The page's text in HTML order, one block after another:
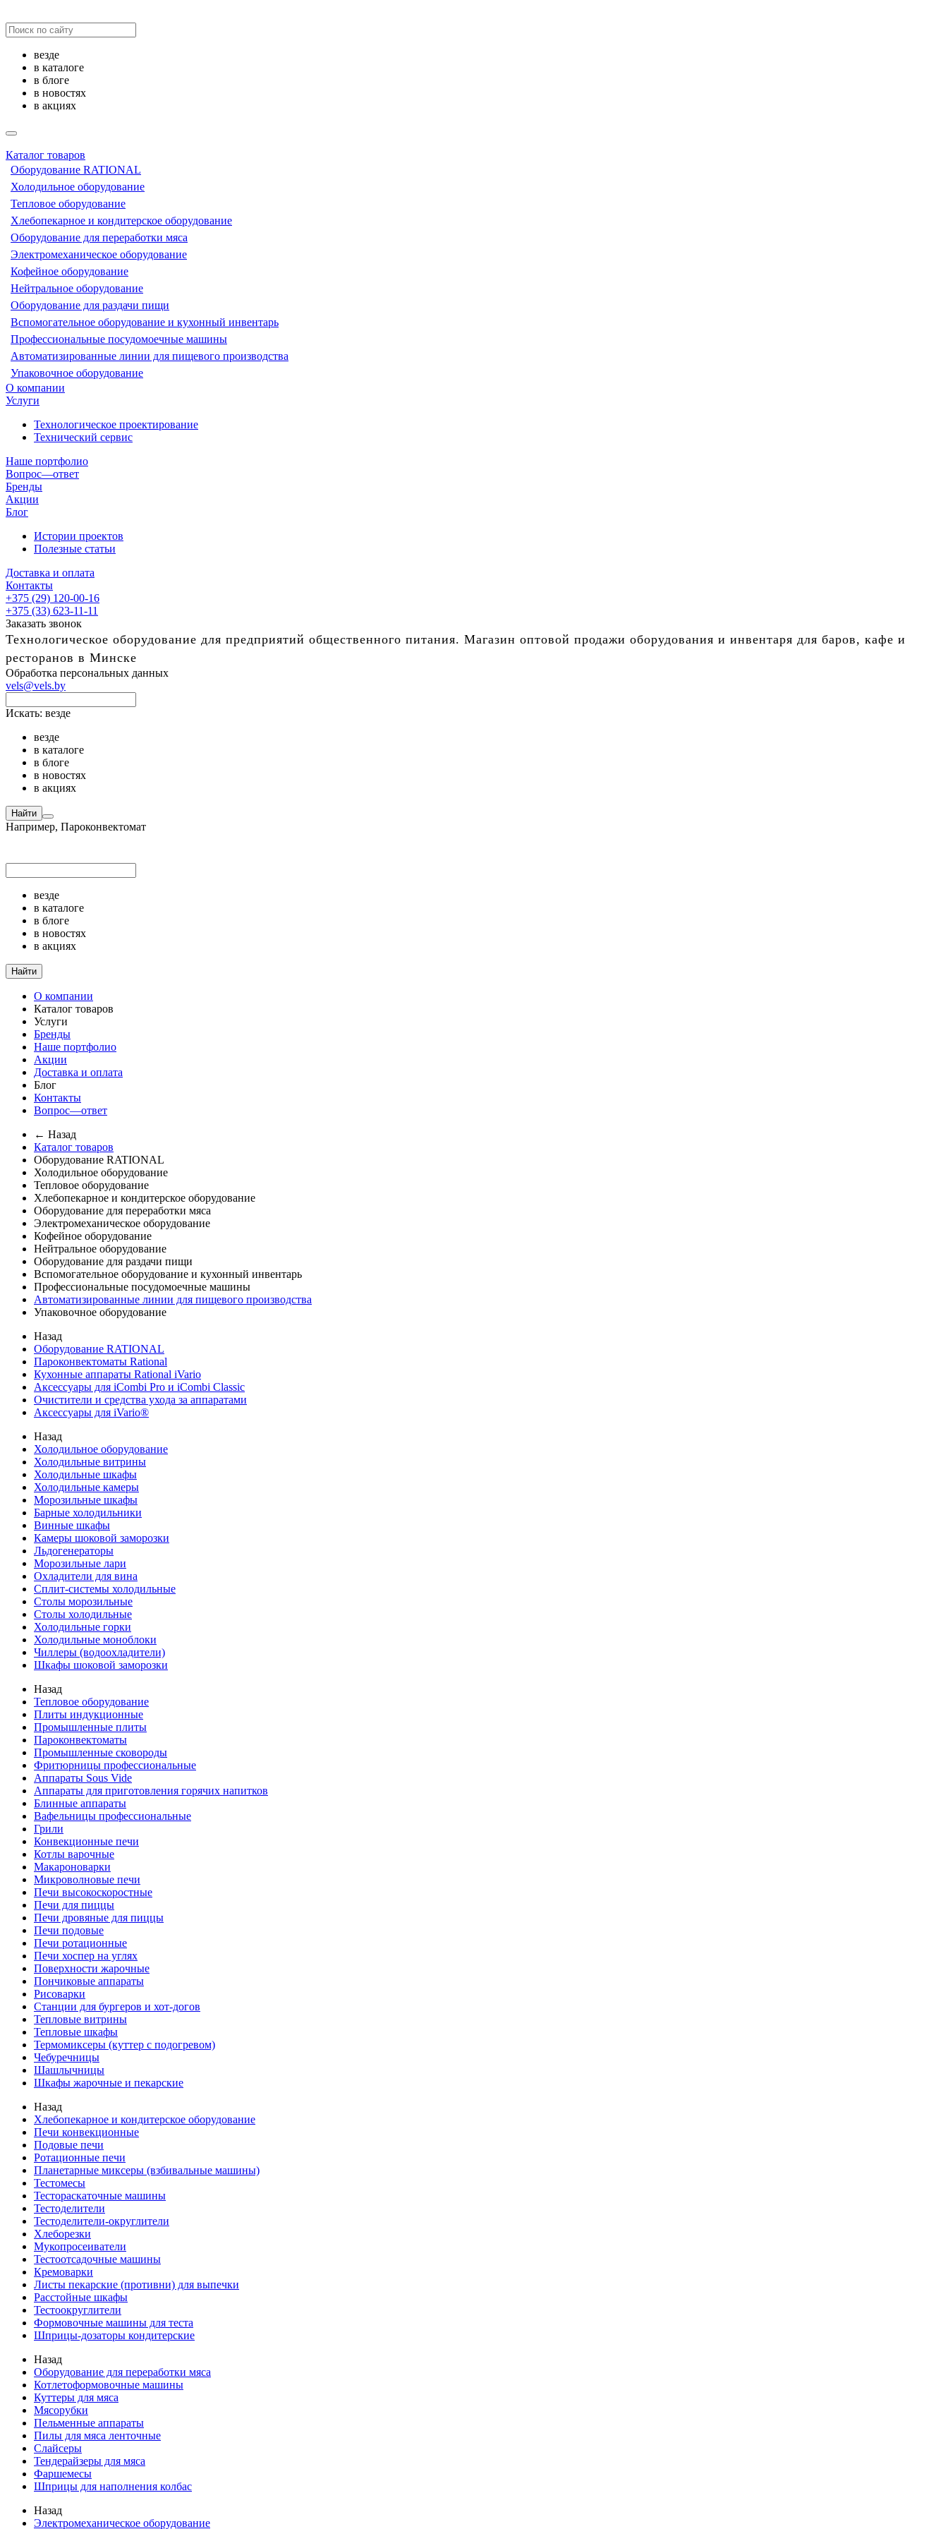
везде
в каталоге
в блоге
в новостях
в акциях
Каталог товаров
Оборудование RATIONAL
Холодильное оборудование
Тепловое оборудование
Хлебопекарное и кондитерское оборудование
Оборудование для переработки мяса
Электромеханическое оборудование
Кофейное оборудование
Нейтральное оборудование
Оборудование для раздачи пищи
Вспомогательное оборудование и кухонный инвентарь
Профессиональные посудомоечные машины
Автоматизированные линии для пищевого производства
Упаковочное оборудование
О компании
Услуги
Технологическое проектирование
Технический сервис
Наше портфолио
Вопрос—ответ
Бренды
Акции
Блог
Истории проектов
Полезные статьи
Доставка и оплата
Контакты
+375 (29) 120-00-16
+375 (33) 623-11-11
Заказать звонок
Технологическое оборудование для предприятий общественного питания. Магазин оптовой продажи оборудования и инвентаря для баров, кафе и
ресторанов в Минске
Обработка персональных данных
vels@vels.by
Искать: везде
везде
в каталоге
в блоге
в новостях
в акциях
Найти
Например, Пароконвектомат
везде
в каталоге
в блоге
в новостях
в акциях
Найти
О компании
Каталог товаров
Услуги
Бренды
Наше портфолио
Акции
Доставка и оплата
Блог
Контакты
Вопрос—ответ
← Назад
Каталог товаров
Оборудование RATIONAL
Холодильное оборудование
Тепловое оборудование
Хлебопекарное и кондитерское оборудование
Оборудование для переработки мяса
Электромеханическое оборудование
Кофейное оборудование
Нейтральное оборудование
Оборудование для раздачи пищи
Вспомогательное оборудование и кухонный инвентарь
Профессиональные посудомоечные машины
Автоматизированные линии для пищевого производства
Упаковочное оборудование
Назад
Оборудование RATIONAL
Пароконвектоматы Rational
Кухонные аппараты Rational iVario
Аксессуары для iCombi Pro и iCombi Classic
Очистители и средства ухода за аппаратами
Аксессуары для iVario®
Назад
Холодильное оборудование
Холодильные витрины
Холодильные шкафы
Холодильные камеры
Морозильные шкафы
Барные холодильники
Винные шкафы
Камеры шоковой заморозки
Льдогенераторы
Морозильные лари
Охладители для вина
Сплит-системы холодильные
Столы морозильные
Столы холодильные
Холодильные горки
Холодильные моноблоки
Чиллеры (водоохладители)
Шкафы шоковой заморозки
Назад
Тепловое оборудование
Плиты индукционные
Промышленные плиты
Пароконвектоматы
Промышленные сковороды
Фритюрницы профессиональные
Аппараты Sous Vide
Аппараты для приготовления горячих напитков
Блинные аппараты
Вафельницы профессиональные
Грили
Конвекционные печи
Котлы варочные
Макароноварки
Микроволновые печи
Печи высокоскоростные
Печи для пиццы
Печи дровяные для пиццы
Печи подовые
Печи ротационные
Печи хоспер на углях
Поверхности жарочные
Пончиковые аппараты
Рисоварки
Станции для бургеров и хот-догов
Тепловые витрины
Тепловые шкафы
Термомиксеры (куттер с подогревом)
Чебуречницы
Шашлычницы
Шкафы жарочные и пекарские
Назад
Хлебопекарное и кондитерское оборудование
Печи конвекционные
Подовые печи
Ротационные печи
Планетарные миксеры (взбивальные машины)
Тестомесы
Тестораскаточные машины
Тестоделители
Тестоделители-округлители
Хлеборезки
Мукопросеиватели
Тестоотсадочные машины
Кремоварки
Листы пекарские (противни) для выпечки
Расстойные шкафы
Тестоокруглители
Формовочные машины для теста
Шприцы-дозаторы кондитерские
Назад
Оборудование для переработки мяса
Котлетоформовочные машины
Куттеры для мяса
Мясорубки
Пельменные аппараты
Пилы для мяса ленточные
Слайсеры
Тендерайзеры для мяса
Фаршемесы
Шприцы для наполнения колбас
Назад
Электромеханическое оборудование